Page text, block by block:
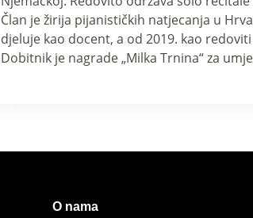
Član je žirija pijanističkih natjecanja u
djeluje kao docent, a od 2019. kao
Dobitnik je nagrade „Milka Trnina“ za
O nama